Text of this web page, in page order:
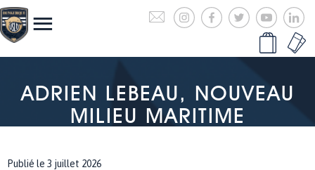
ADRIEN LEBEAU, NOUVEAU
MILIEU MARITIME
Publié le 3 juillet 2026